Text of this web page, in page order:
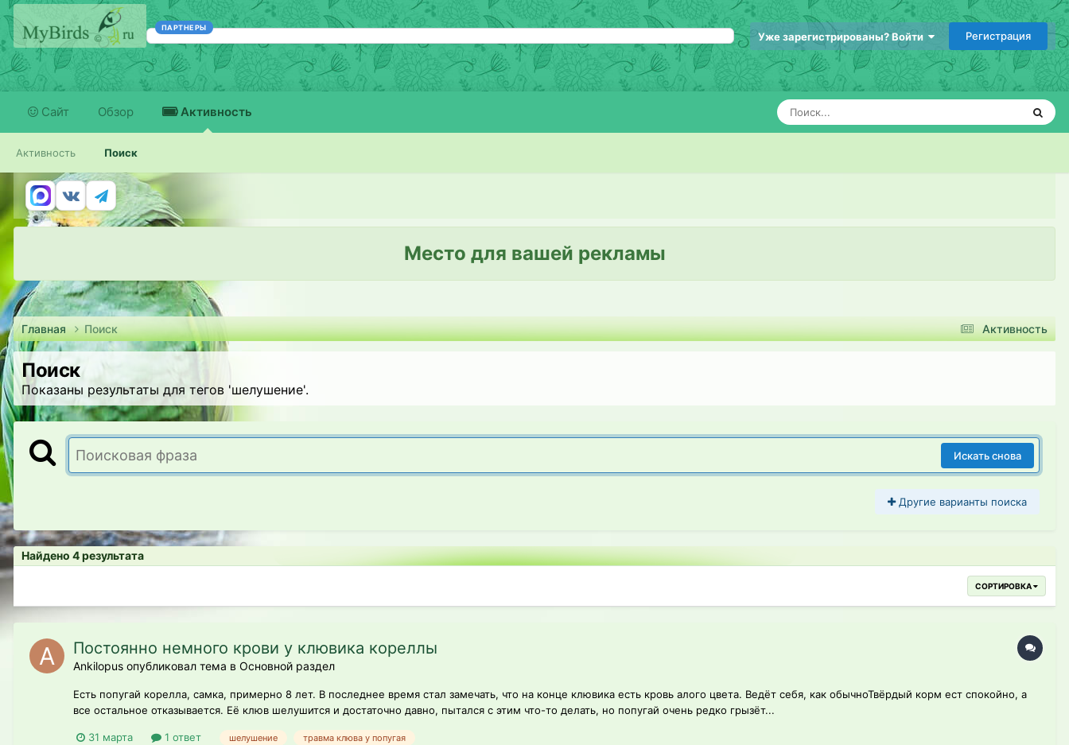
ПАРТНЕРЫ
Уже зарегистрированы? Войти Регистрация
Сайт Обзор Активность
Активность Поиск
Место для вашей рекламы
Активность
Главная Поиск
Поиск
Показаны результаты для тегов 'шелушение'.
Искать снова
Другие варианты поиска
Найдено 4 результата
СОРТИРОВКА
Постоянно немного крови у клювика кореллы
Ankilopus опубликовал тема в Основной раздел
Есть попугай корелла, самка, примерно 8 лет. В последнее время стал замечать, что на конце клювика есть кровь алого цвета. Ведёт себя, как обычноТвёрдый корм ест спокойно, а
все остальное отказывается. Её клюв шелушится и достаточно давно, пытался с этим что-то делать, но попугай очень редко грызёт...
31 марта 1 ответ шелушение травма клюва у попугая